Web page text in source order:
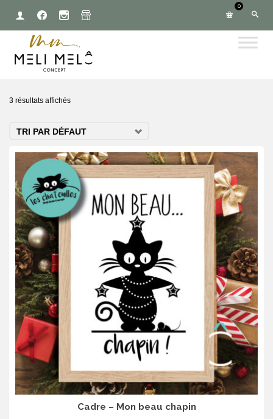
0
3 résultats affichés
TRI PAR DÉFAUT
Cadre – Mon beau chapin